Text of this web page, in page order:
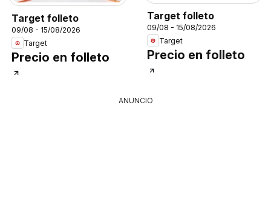
Target folleto
09/08 - 15/08/2026
Target
Precio en folleto
Target folleto
09/08 - 15/08/2026
Target
Precio en folleto
ANUNCIO